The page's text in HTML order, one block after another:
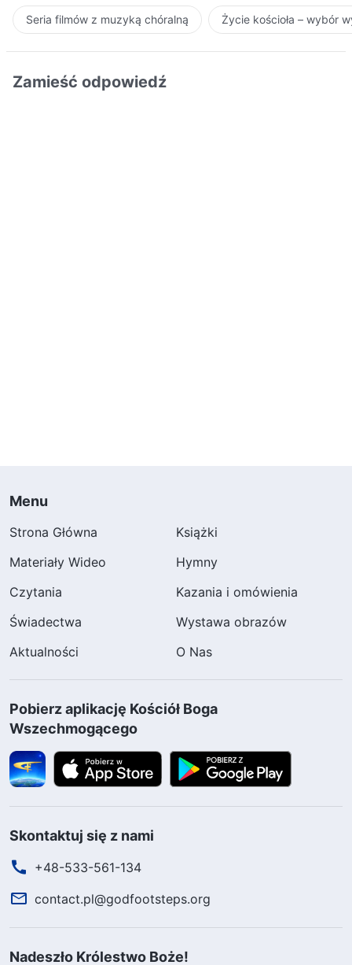
Seria filmów z muzyką chóralną Życie kościoła – wybór
Zamieść odpowiedź
Menu
Strona Główna
Książki
Materiały Wideo
Hymny
Czytania
Kazania i omówienia
Świadectwa
Wystawa obrazów
Aktualności
O Nas
Pobierz aplikację Kościół Boga
Wszechmogącego
Skontaktuj się z nami
+48-533-561-134
contact.pl@godfootsteps.org
Nadeszło Królestwo Boże!